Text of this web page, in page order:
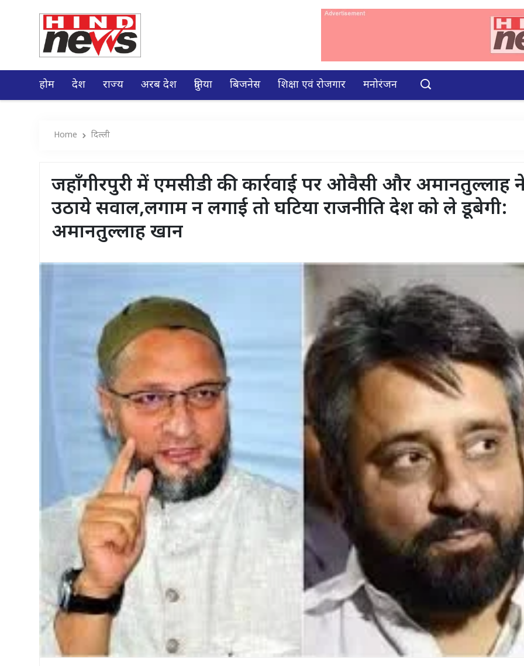
होम देश राज्य अरब देश दुनिया बिजनेस शिक्षा एवं रोजगार मनोरंजन
Home दिल्ली
जहाँगीरपुरी में एमसीडी की कार्रवाई पर ओवैसी और अमानतुल्लाह
उठाये सवाल,लगाम न लगाई तो घटिया राजनीति देश को ले डूबेगी:
अमानतुल्लाह खान